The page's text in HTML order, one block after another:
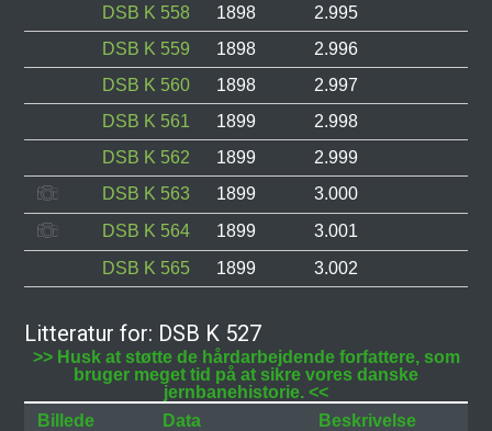
DSB K 558
1898
2.995
DSB K 559
1898
2.996
DSB K 560
1898
2.997
DSB K 561
1899
2.998
DSB K 562
1899
2.999
DSB K 563
1899
3.000
DSB K 564
1899
3.001
DSB K 565
1899 3.002
Litteratur for: DSB K 527
>> Husk at støtte de hårdarbejdende forfattere, som
bruger meget tid på at sikre vores danske
jernbanehistorie. <<
Billede
Data
Beskrivelse